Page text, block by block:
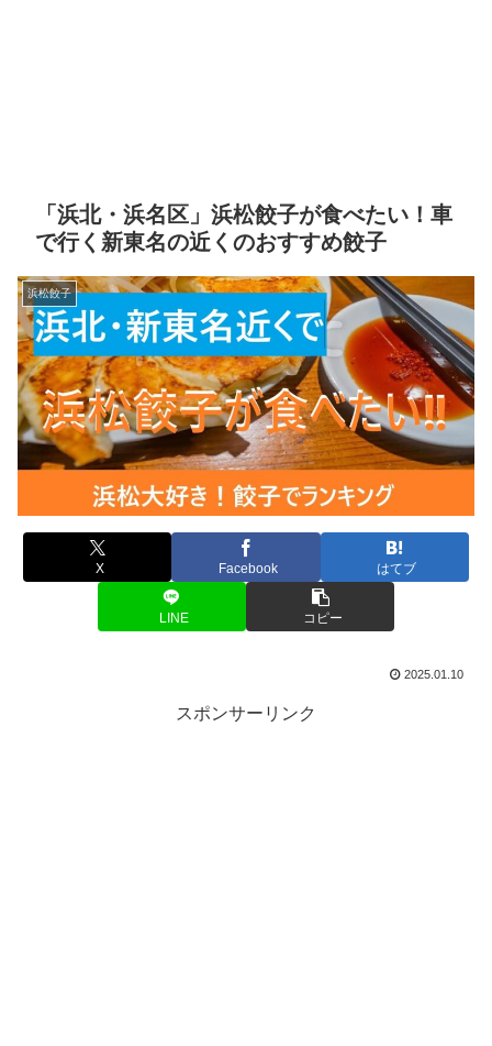
「浜北・浜名区」浜松餃子が食べたい！車
で行く新東名の近くのおすすめ餃子
浜松餃子
X Facebook はてブ
LINE コピー
2025.01.10
スポンサーリンク